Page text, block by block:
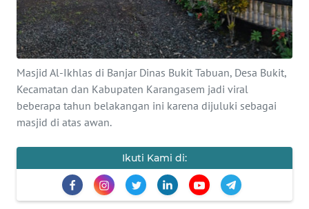
Masjid Al-Ikhlas di Banjar Dinas Bukit Tabuan, Desa Bukit,
Kecamatan dan Kabupaten Karangasem jadi viral
beberapa tahun belakangan ini karena dijuluki sebagai
masjid di atas awan.
Ikuti Kami di:
KONTAK
KAMI
INFO
IKLAN
TENTANG
KAMI
PEDOMAN